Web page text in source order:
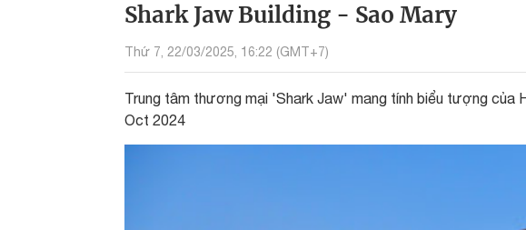
Shark Jaw Building - Sao Mary
Thứ 7, 22/03/2025, 16:22 (GMT+7)
Trung tâm thương mại 'Shark Jaw' mang tính biểu tượng của
Oct 2024